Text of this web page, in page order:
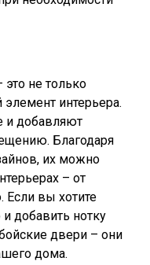
не только
интерьера.
и добавляют
Благодаря
их можно
– от
Если вы хотите
добавить нотку
двери – они
дома.